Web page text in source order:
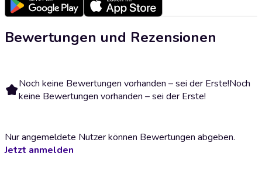
Bewertungen und Rezensionen
Noch keine Bewertungen vorhanden – sei der Erste!Noch
keine Bewertungen vorhanden – sei der Erste!
Nur angemeldete Nutzer können Bewertungen abgeben.
Jetzt anmelden